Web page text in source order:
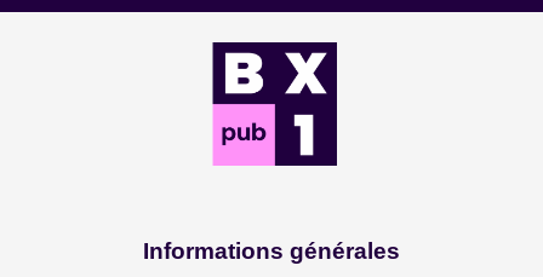
Informations générales